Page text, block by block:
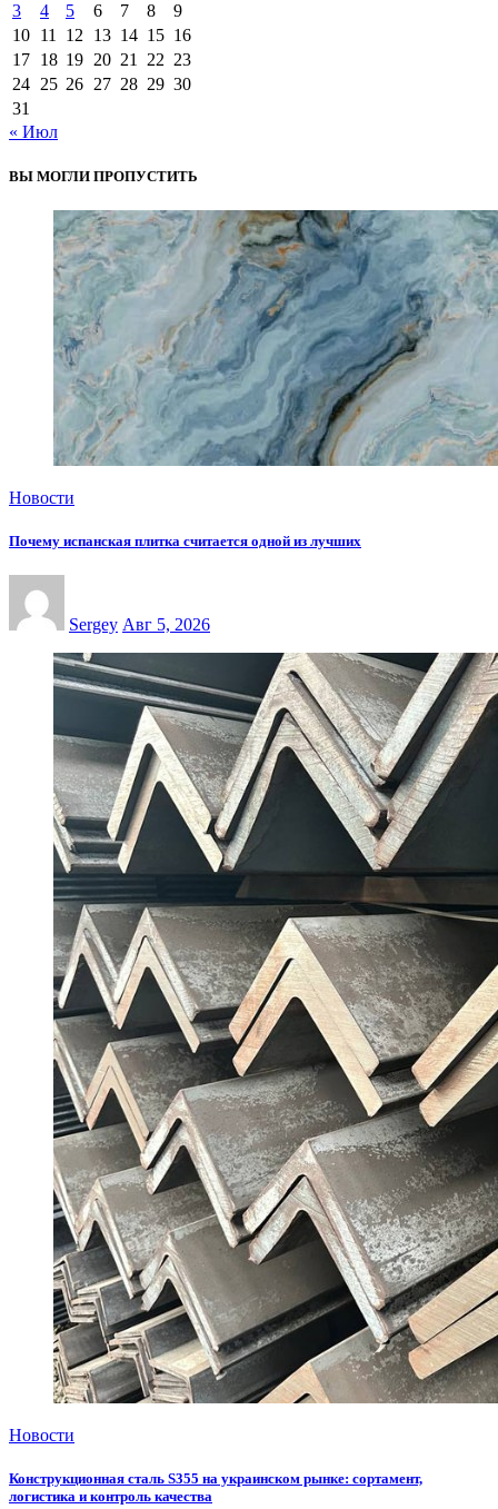
3
4 5 6 7 8
9
10 11 12 13 14 15 16
17 18 19 20 21 22 23
24 25 26 27 28 29 30
31
« Июл
ВЫ МОГЛИ ПРОПУСТИТЬ
Новости
Почему испанская плитка считается одной из лучших
Sergey Авг 5, 2026
Новости
Конструкционная сталь S355 на украинском рынке: сортамент,
логистика и контроль качества